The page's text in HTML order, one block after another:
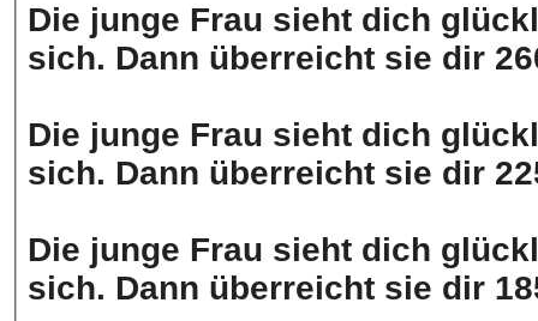
Die junge Frau sieht dich
sich. Dann überreicht sie dir
Die junge Frau sieht dich
sich. Dann überreicht sie dir
Die junge Frau sieht dich
sich. Dann überreicht sie dir